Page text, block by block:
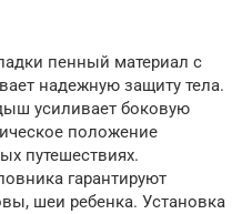
пенный материал с
надежную защиту тела.
усиливает боковую
положение
путешествиях.
гарантируют
шеи ребенка. Установка